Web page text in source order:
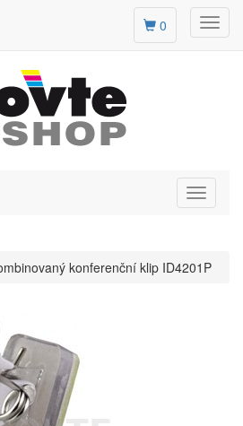
0
Toggle
konferenční klip ID4201P